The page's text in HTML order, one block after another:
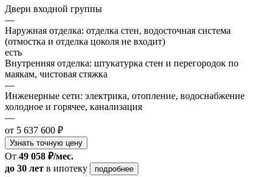
Двери входной группы
—
Наружная отделка: отделка стен, водосточная система
(отмостка и отделка цоколя не входит)
есть
Внутренняя отделка: штукатурка стен и перегородок по
маякам, чистовая стяжка
—
Инженерные сети: электрика, отопление, водоснабжение
холодное и горячее, канализация
—
от 5 637 600 ₽
Узнать точную цену
От 49 058 ₽/мес.
до 30 лет в ипотеку подробнее